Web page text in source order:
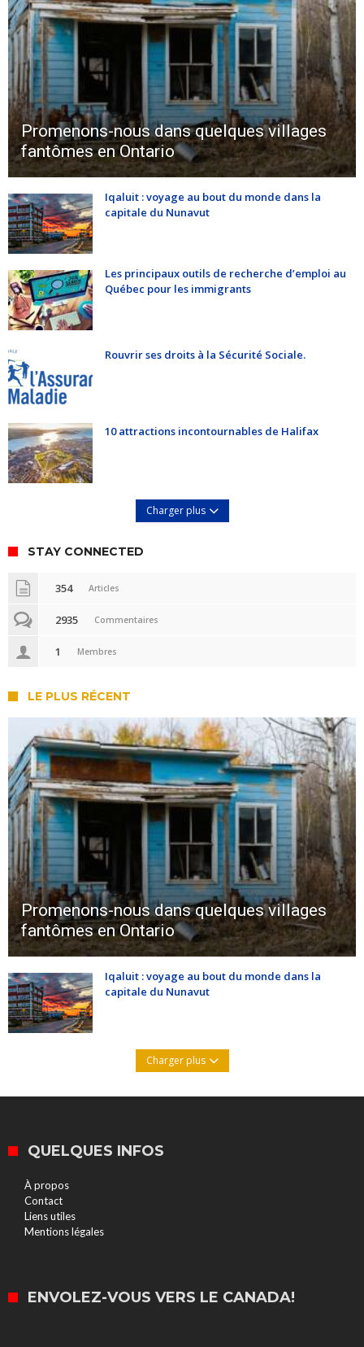
Promenons-nous dans quelques villages
fantômes en Ontario
Iqaluit : voyage au bout du monde dans la
capitale du Nunavut
Les principaux outils de recherche d’emploi au
Québec pour les immigrants
Rouvrir ses droits à la Sécurité Sociale.
10 attractions incontournables de Halifax
Charger plus
STAY CONNECTED
354 Articles
2935 Commentaires
1 Membres
LE PLUS RÉCENT
Promenons-nous dans quelques villages
fantômes en Ontario
Iqaluit : voyage au bout du monde dans la
capitale du Nunavut
Charger plus
QUELQUES INFOS
À propos
Contact
Liens utiles
Mentions légales
ENVOLEZ-VOUS VERS LE CANADA!